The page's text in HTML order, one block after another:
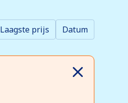
Laagste prijs Datum